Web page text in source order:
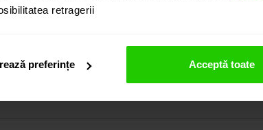
retragerii
preferințe Acceptă toate
site cat si vizitand showroom-ul nostru.